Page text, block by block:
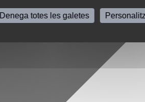
Denega totes les galetes